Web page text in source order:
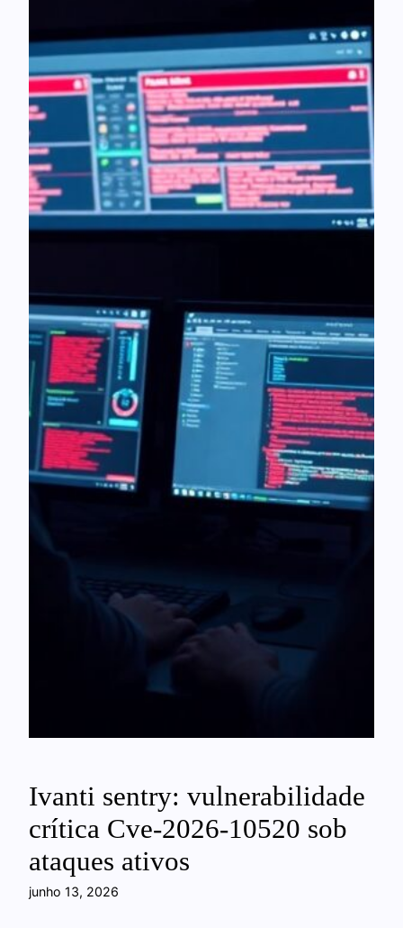
Ivanti sentry: vulnerabilidade
crítica Cve-2026-10520 sob
ataques ativos
junho 13, 2026